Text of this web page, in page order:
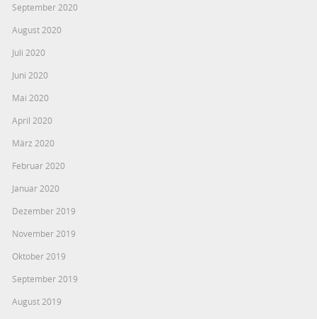
September 2020
August 2020
Juli 2020
Juni 2020
Mai 2020
April 2020
März 2020
Februar 2020
Januar 2020
Dezember 2019
November 2019
Oktober 2019
September 2019
August 2019